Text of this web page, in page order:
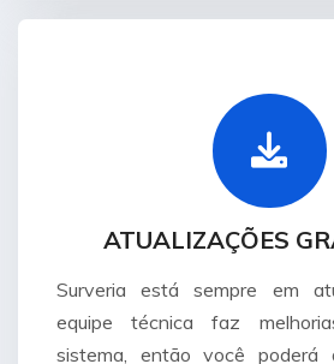
ATUALIZAÇÕES
Surveria está sempre em
equipe técnica faz
sistema, então você poderá